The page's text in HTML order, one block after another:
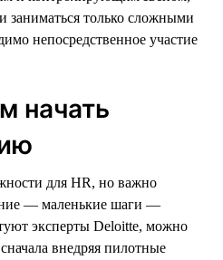
заниматься только сложными
непосредственное участие
начать
для HR, но важно
— маленькие шаги —
эксперты Deloitte, можно
внедряя пилотные